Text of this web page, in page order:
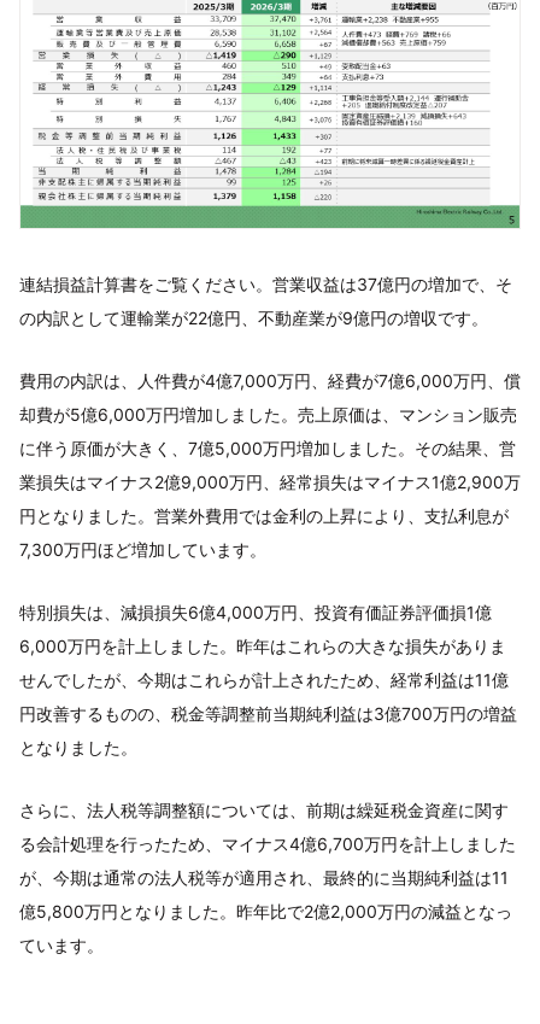
連結損益計算書をご覧ください。営業収益は37億円の増加で、そ
の内訳として運輸業が22億円、不動産業が9億円の増収です。
費用の内訳は、人件費が4億7,000万円、経費が7億6,000万円、償
却費が5億6,000万円増加しました。売上原価は、マンション販売
に伴う原価が大きく、7億5,000万円増加しました。その結果、営
業損失はマイナス2億9,000万円、経常損失はマイナス1億2,900万
円となりました。営業外費用では金利の上昇により、支払利息が
7,300万円ほど増加しています。
特別損失は、減損損失6億4,000万円、投資有価証券評価損1億
6,000万円を計上しました。昨年はこれらの大きな損失がありま
せんでしたが、今期はこれらが計上されたため、経常利益は11億
円改善するものの、税金等調整前当期純利益は3億700万円の増益
となりました。
さらに、法人税等調整額については、前期は繰延税金資産に関す
る会計処理を行ったため、マイナス4億6,700万円を計上しました
が、今期は通常の法人税等が適用され、最終的に当期純利益は11
億5,800万円となりました。昨年比で2億2,000万円の減益となっ
ています。